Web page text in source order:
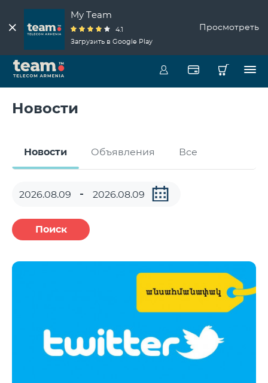
My Team
4.1
Загрузить в Google Play
Просмотреть
Новости
Новости Объявления Все
Поиск